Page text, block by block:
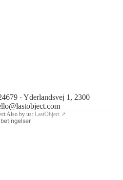
· Yderlandsvej 1, 2300
Also by us: LastObject ↗